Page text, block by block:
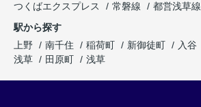
つくばエクスプレス
常磐線 都営浅草線
駅から探す
上野
南千住 稲荷町 新御徒町 入谷
浅草
田原町 浅草